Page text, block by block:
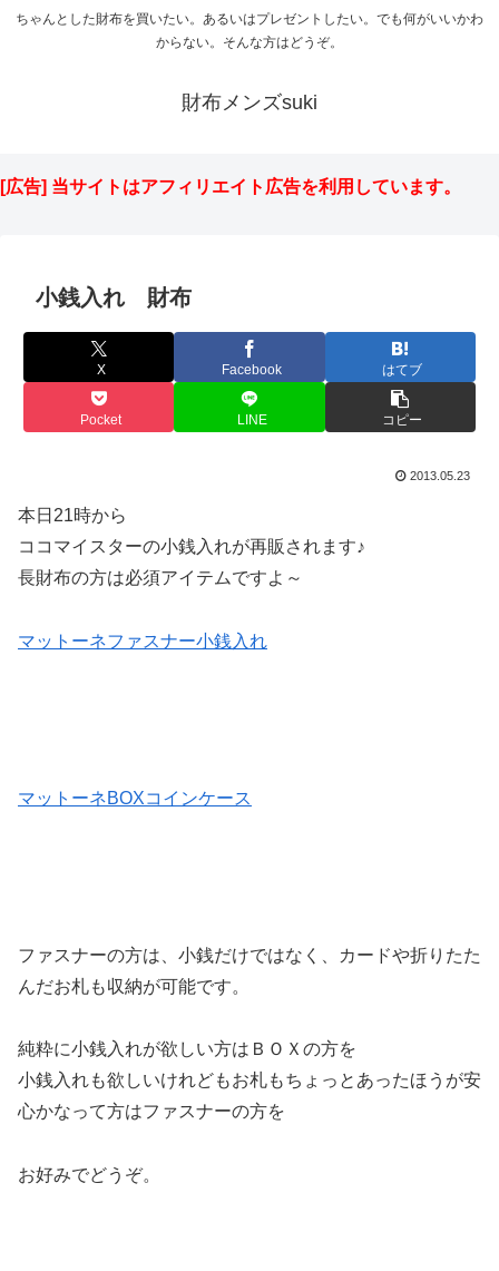
ちゃんとした財布を買いたい。あるいはプレゼントしたい。でも何がいいかわ
からない。そんな方はどうぞ。
財布メンズsuki
[広告] 当サイトはアフィリエイト広告を利用しています。
小銭入れ 財布
X Facebook はてブ
Pocket LINE コピー
2013.05.23
本日21時から
ココマイスターの小銭入れが再販されます♪
長財布の方は必須アイテムですよ～
マットーネファスナー小銭入れ
マットーネBOXコインケース
ファスナーの方は、小銭だけではなく、カードや折りたた
んだお札も収納が可能です。
純粋に小銭入れが欲しい方はＢＯＸの方を
小銭入れも欲しいけれどもお札もちょっとあったほうが安
心かなって方はファスナーの方を
お好みでどうぞ。